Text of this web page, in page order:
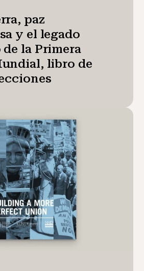
paz
y el legado
la Primera
libro de